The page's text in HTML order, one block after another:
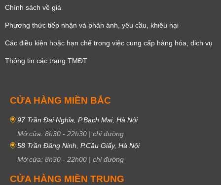
Chính sách về giá
Phương thức tiếp nhận và phản ánh, yêu cầu, khiêu nại
Các điều kiện hoặc hạn chế trong việc cung cấp hàng hóa, dịch vụ
Thông tin các trang TMĐT
CỬA HÀNG MIỀN BẮC
97 Trần Đại Nghĩa, P.Bạch Mai, Hà Nội
Mở cửa: 8h30 - 22h30 | chỉ đường
58 Trần Đăng Ninh, P.Cầu Giấy, Hà Nội
Mở cửa: 8h30 - 22h00 | chỉ đường
CỬA HÀNG MIỀN TRUNG